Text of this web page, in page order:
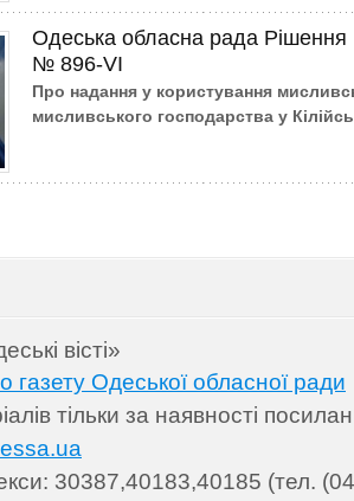
Одеська обласна рада Рішення
№ 896-VI
Про надання у користування
мисливського господарства у
вісті»
Одеської обласної ради
тільки за наявності
30387,40183,40185 (тел.